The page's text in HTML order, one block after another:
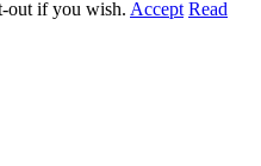
out if you wish. Accept Read